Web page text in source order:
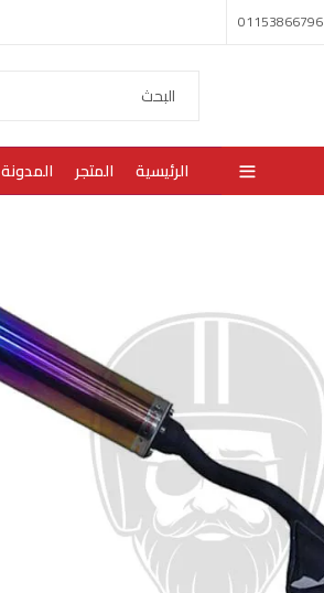
01153866796
الرئيسية المتجر المدونة